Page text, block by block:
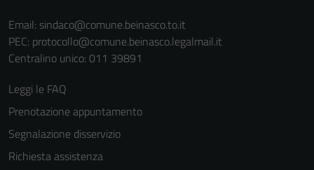
Email: sindaco@comune.beinasco.to.it
PEC: protocollo@comune.beinasco.legalmail.it
Centralino unico: 011 39891
Leggi le FAQ
Prenotazione appuntamento
Segnalazione disservizio
Richiesta assistenza